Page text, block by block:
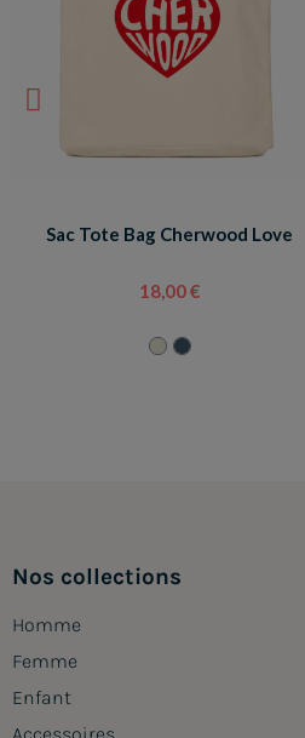
Sac Tote Bag Cherwood Love
18,00 €
Nos collections
Homme
Femme
Enfant